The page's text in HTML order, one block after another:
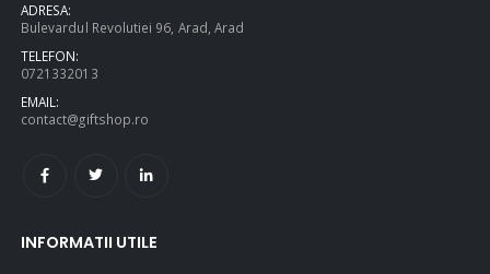
ADRESA:
Bulevardul Revolutiei 96, Arad, Arad
TELEFON:
0721332013
EMAIL:
contact@giftshop.ro
INFORMATII UTILE